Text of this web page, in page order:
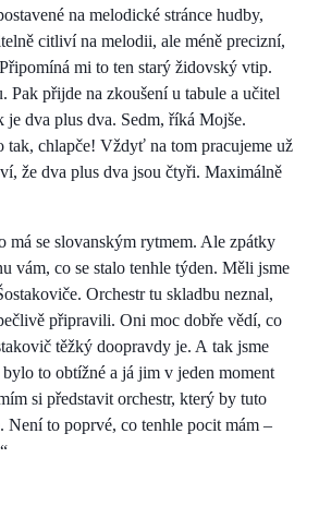
na melodické stránce hudby,
citliví na melodii, ale méně precizní,
mi to ten starý židovský vtip.
Pak přijde na zkoušení u tabule a učitel
je dva plus dva. Sedm, říká Mojše.
tak, chlapče! Vždyť na tom pracujeme už
že dva plus dva jsou čtyři. Maximálně
má se slovanským rytmem. Ale zpátky
vám, co se stalo tenhle týden. Měli jsme
Orchestr tu skladbu neznal,
připravili. Oni moc dobře vědí, co
těžký doopravdy je. A tak jsme
to obtížné a já jim v jeden moment
si představit orchestr, který by tuto
Není to poprvé, co tenhle pocit mám –